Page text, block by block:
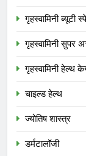
गृहस्वामिनी ब्यूटी
गृहस्वामिनी सुपर
गृहस्वामिनी हेल्थ
चाइल्ड हेल्थ
ज्योतिष शास्त्र
डर्मटालॉजी